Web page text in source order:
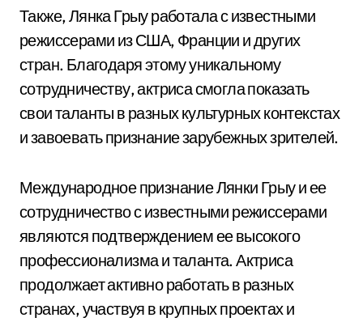
Также, Лянка Грыу работала с известными
режиссерами из США, Франции и других
стран. Благодаря этому уникальному
сотрудничеству, актриса смогла показать
свои таланты в разных культурных контекстах
и завоевать признание зарубежных зрителей.
Международное признание Лянки Грыу и ее
сотрудничество с известными режиссерами
являются подтверждением ее высокого
профессионализма и таланта. Актриса
продолжает активно работать в разных
странах, участвуя в крупных проектах и